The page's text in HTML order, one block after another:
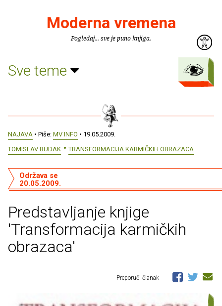
Moderna vremena
Pogledaj... sve je puno knjiga.
Sve teme
NAJAVA • Piše: MV INFO • 19.05.2009.
TOMISLAV BUDAK
TRANSFORMACIJA KARMIČKIH OBRAZACA
Predstavljanje knjige
'Transformacija karmičkih
obrazaca'
Održava se
20.05.2009.
Preporuči članak